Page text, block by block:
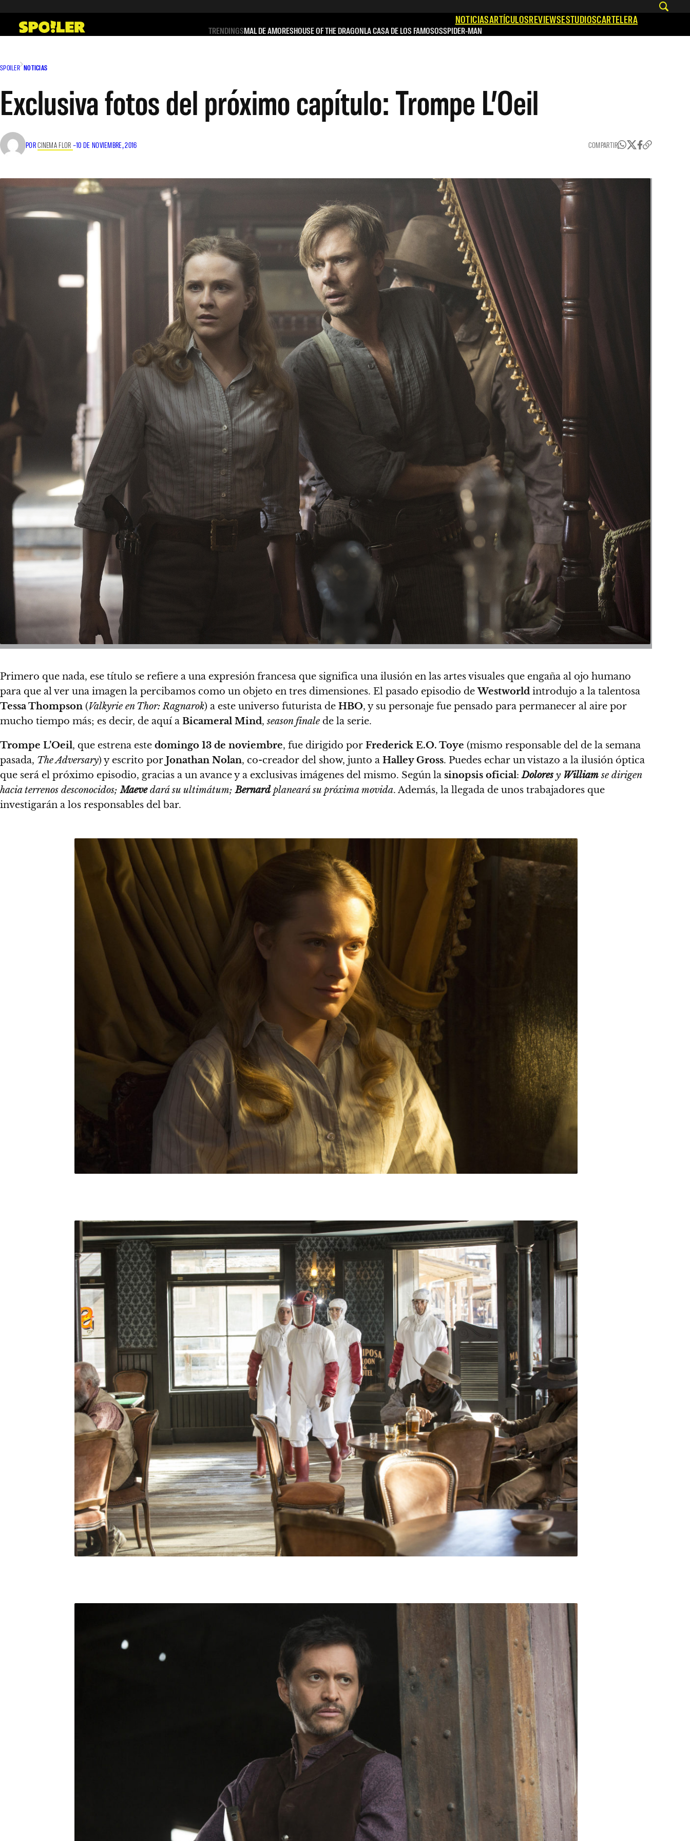
contenido
NOTICIASARTÍCULOSREVIEWSESTUDIOSCARTELERA
TRENDINGSMAL DE AMORESHOUSE OF THE DRAGONLA CASA DE LOS FAMOSOSSPIDER-MAN
SPOILER NOTICIAS
Exclusiva fotos del próximo capítulo: Trompe L’Oeil
PORCINEMA FLOR –10 DE NOVIEMBRE, 2016 COMPARTIR
Primero que nada, ese título se refiere a una expresión francesa que significa una ilusión en las artes visuales que engaña al ojo humano
para que al ver una imagen la percibamos como un objeto en tres dimensiones. El pasado episodio deWestworld introdujo a la talentosa
Tessa Thompson (Valkyrie en Thor: Ragnarok) a este universo futurista de HBO, y su personaje fue pensado para permanecer al aire por
mucho tiempo más; es decir, de aquí a Bicameral Mind,season finale de la serie.
Trompe L’Oeil, que estrena este domingo 13 de noviembre, fue dirigido por Frederick E.O. Toye (mismo responsable del de la semana
pasada, The Adversary) y escrito por Jonathan Nolan, co-creador del show, junto a Halley Gross. Puedes echar un vistazo a la ilusión óptica
que será el próximo episodio, gracias a un avance y a exclusivas imágenes del mismo. Según la sinopsis oficial: Dolores y Williamse dirigen
hacia terrenos desconocidos;Maevedará su ultimátum;Bernardplaneará su próxima movida. Además, la llegada de unos trabajadores que
investigarán a los responsables del bar.